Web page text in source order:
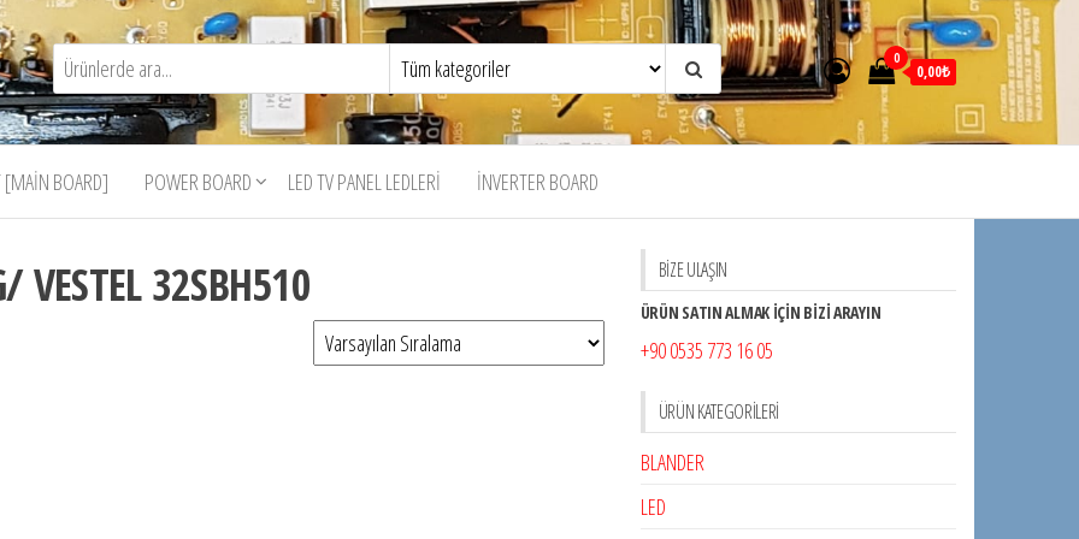
0
0,00₺
[MAIN BOARD] POWER BOARD LED TV PANEL LEDLERI İNVERTER BOARD
32SBH510 BİZE ULAŞIN
ÜRÜN SATIN ALMAK İÇİN BİZİ ARAYIN
+90 0535 773 16 05
ÜRÜN KATEGORILERI
BLANDER
LED